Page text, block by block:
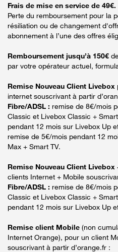
Frais de mise en service de
Perte du remboursement pour la
résiliation ou de changement
abonnement à l’une des offres
Remboursement jusqu’à 150€
par votre opérateur actuel,
Remise Nouveau Client Livebox
internet souscrivant à partir
Fibre/ADSL : remise de 8€/mois
Classic et Livebox Classic +
pendant 12 mois sur Livebox Up
remise de 5€/mois pendant 12
Max + Smart TV.
Remise Nouveau Client Livebox
clients Internet + Mobile
Fibre/ADSL : remise de 8€/mois
Classic et Livebox Classic +
pendant 12 mois sur Livebox Up
Remise client Mobile (non
Internet Orange), pour un client
souscrivant à partir d’orange.fr :